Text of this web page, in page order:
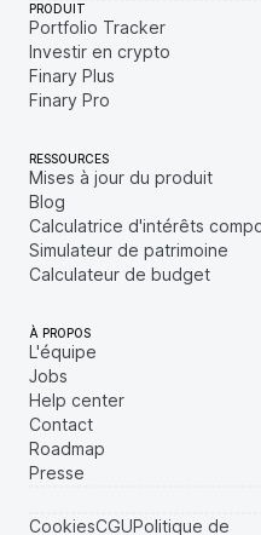
PRODUIT
Portfolio Tracker
Investir en crypto
Finary Plus
Finary Pro
RESSOURCES
Mises à jour du produit
Blog
Calculatrice d'intérêts
Simulateur de patrimoine
Calculateur de budget
À PROPOS
L'équipe
Jobs
Help center
Contact
Roadmap
Presse
CookiesCGUPolitique de